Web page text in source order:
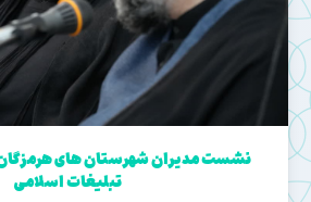
نشست مدیران شهرستان های
تبلیغات اسلامی